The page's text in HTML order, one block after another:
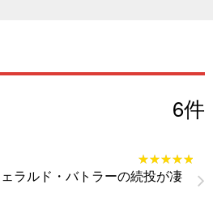
6件
★★★★★
★★★★★
ラルド・バトラーの続投が凄